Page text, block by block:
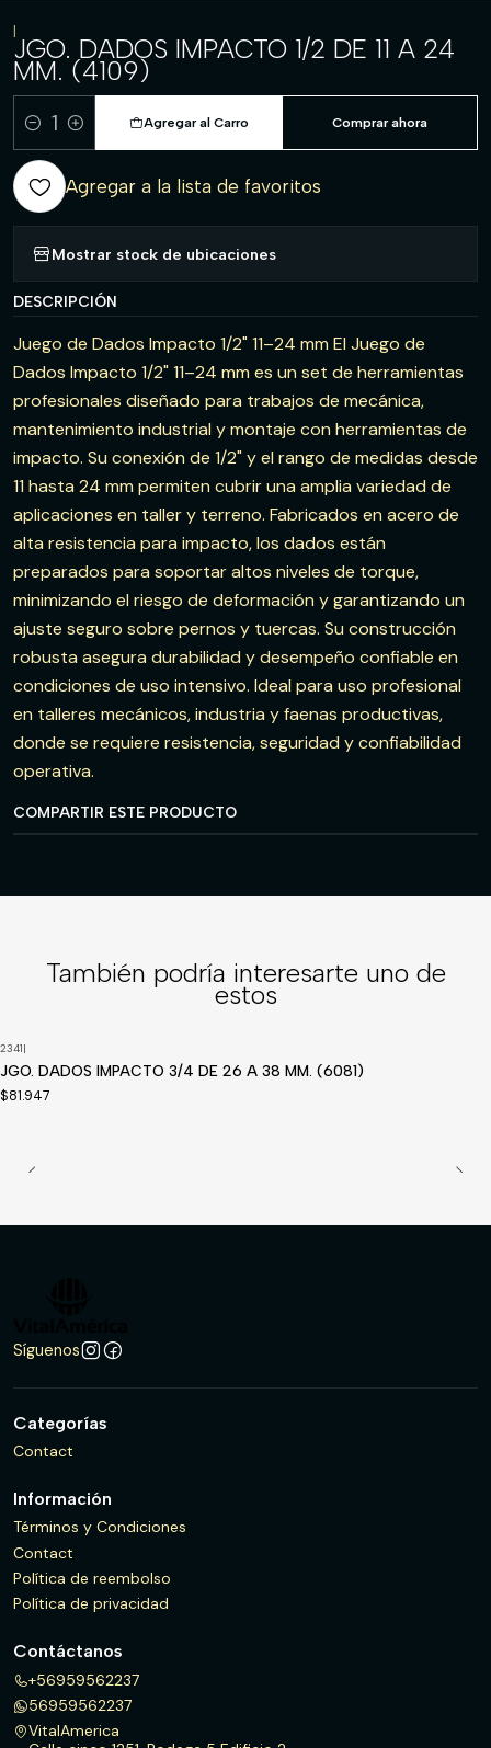
|
JGO. DADOS IMPACTO 1/2 DE 11 A 24
MM. (4109)
Cantidad
Agregar al Carro Comprar ahora
Agregar a la lista de favoritos
Mostrar stock de ubicaciones
DESCRIPCIÓN
Juego de Dados Impacto 1/2" 11–24 mm El Juego de
Dados Impacto 1/2" 11–24 mm es un set de herramientas
profesionales diseñado para trabajos de mecánica,
mantenimiento industrial y montaje con herramientas de
impacto. Su conexión de 1/2" y el rango de medidas desde
11 hasta 24 mm permiten cubrir una amplia variedad de
aplicaciones en taller y terreno. Fabricados en acero de
alta resistencia para impacto, los dados están
preparados para soportar altos niveles de torque,
minimizando el riesgo de deformación y garantizando un
ajuste seguro sobre pernos y tuercas. Su construcción
robusta asegura durabilidad y desempeño confiable en
condiciones de uso intensivo. Ideal para uso profesional
en talleres mecánicos, industria y faenas productivas,
donde se requiere resistencia, seguridad y confiabilidad
operativa.
COMPARTIR ESTE PRODUCTO
También podría interesarte uno de
estos
2341|
JGO. DADOS IMPACTO 3/4 DE 26 A 38 MM. (6081)
$81.947
Síguenos
Categorías
Contact
Información
Términos y Condiciones
Contact
Política de reembolso
Política de privacidad
Contáctanos
+56959562237
56959562237
VitalAmerica